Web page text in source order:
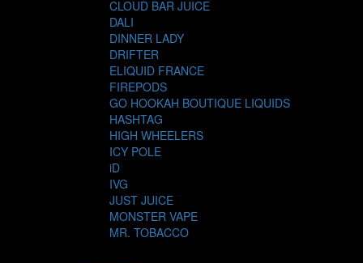
CLOUD BAR JUICE
DALI
DINNER LADY
DRIFTER
ELIQUID FRANCE
FIREPODS
GO HOOKAH BOUTIQUE LIQUIDS
HASHTAG
HIGH WHEELERS
ICY POLE
iD
IVG
JUST JUICE
MONSTER VAPE
MR. TOBACCO